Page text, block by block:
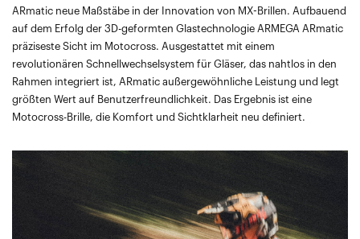
ARmatic neue Maßstäbe in der Innovation von MX-Brillen. Aufbauend
auf dem Erfolg der 3D-geformten Glastechnologie ARMEGA ARmatic
präziseste Sicht im Motocross. Ausgestattet mit einem
revolutionären Schnellwechselsystem für Gläser, das nahtlos in den
Rahmen integriert ist, ARmatic außergewöhnliche Leistung und legt
größten Wert auf Benutzerfreundlichkeit. Das Ergebnis ist eine
Motocross-Brille, die Komfort und Sichtklarheit neu definiert.